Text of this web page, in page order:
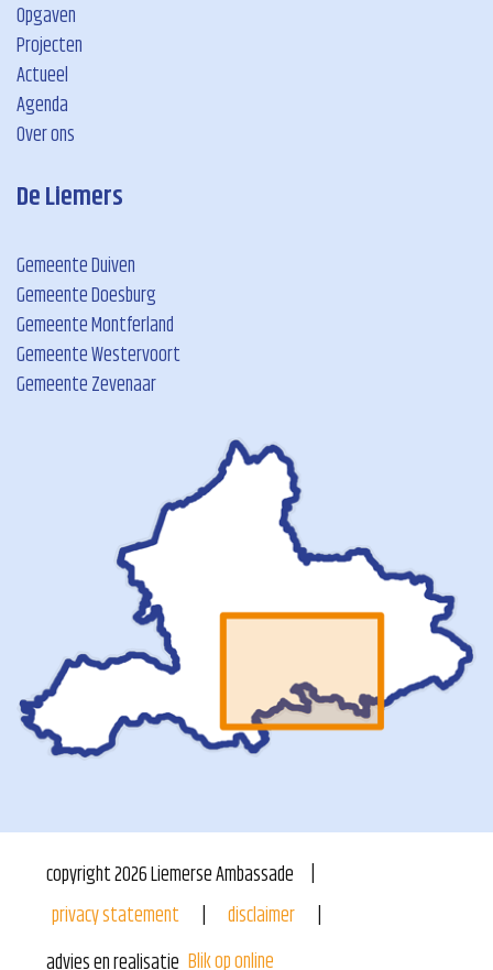
Opgaven
Projecten
Actueel
Agenda
Over ons
De Liemers
Gemeente Duiven
Gemeente Doesburg
Gemeente Montferland
Gemeente Westervoort
Gemeente Zevenaar
copyright2026Liemerse Ambassade
privacy statement
disclaimer
advies en realisatie Blik op online